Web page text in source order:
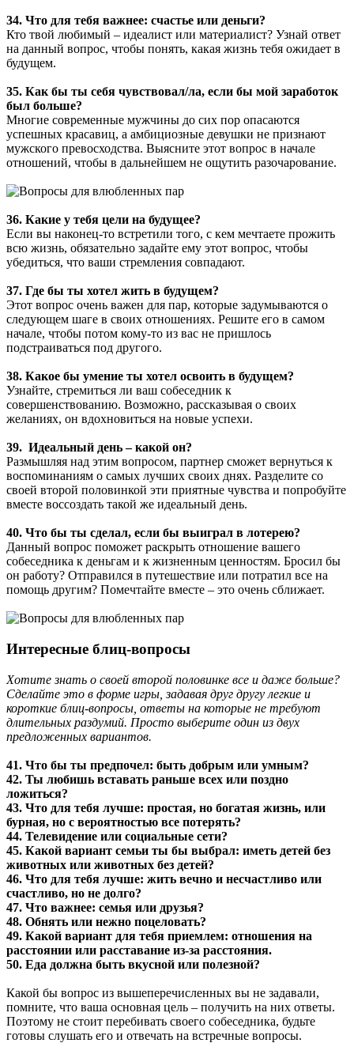
34. Что для тебя важнее: счастье или деньги?
Кто твой любимый – идеалист или материалист? Узнай ответ
на данный вопрос, чтобы понять, какая жизнь тебя ожидает в
будущем.
35. Как бы ты себя чувствовал/ла, если бы мой заработок
был больше?
Многие современные мужчины до сих пор опасаются
успешных красавиц, а амбициозные девушки не признают
мужского превосходства. Выясните этот вопрос в начале
отношений, чтобы в дальнейшем не ощутить разочарование.
36. Какие у тебя цели на будущее?
Если вы наконец-то встретили того, с кем мечтаете прожить
всю жизнь, обязательно задайте ему этот вопрос, чтобы
убедиться, что ваши стремления совпадают.
37. Где бы ты хотел жить в будущем?
Этот вопрос очень важен для пар, которые задумываются о
следующем шаге в своих отношениях. Решите его в самом
начале, чтобы потом кому-то из вас не пришлось
подстраиваться под другого.
38. Какое бы умение ты хотел освоить в будущем?
Узнайте, стремиться ли ваш собеседник к
совершенствованию. Возможно, рассказывая о своих
желаниях, он вдохновиться на новые успехи.
39. Идеальный день – какой он?
Размышляя над этим вопросом, партнер сможет вернуться к
воспоминаниям о самых лучших своих днях. Разделите со
своей второй половинкой эти приятные чувства и попробуйте
вместе воссоздать такой же идеальный день.
40. Что бы ты сделал, если бы выиграл в лотерею?
Данный вопрос поможет раскрыть отношение вашего
собеседника к деньгам и к жизненным ценностям. Бросил бы
он работу? Отправился в путешествие или потратил все на
помощь другим? Помечтайте вместе – это очень сближает.
Интересные блиц-вопросы
Хотите знать о своей второй половинке все и даже больше?
Сделайте это в форме игры, задавая друг другу легкие и
короткие блиц-вопросы, ответы на которые не требуют
длительных раздумий. Просто выберите один из двух
предложенных вариантов.
41. Что бы ты предпочел: быть добрым или умным?
42. Ты любишь вставать раньше всех или поздно
ложиться?
43. Что для тебя лучше: простая, но богатая жизнь, или
бурная, но с вероятностью все потерять?
44. Телевидение или социальные сети?
45. Какой вариант семьи ты бы выбрал: иметь детей без
животных или животных без детей?
46. Что для тебя лучше: жить вечно и несчастливо или
счастливо, но не долго?
47. Что важнее: семья или друзья?
48. Обнять или нежно поцеловать?
49. Какой вариант для тебя приемлем: отношения на
расстоянии или расставание из-за расстояния.
50. Еда должна быть вкусной или полезной?
Какой бы вопрос из вышеперечисленных вы не задавали,
помните, что ваша основная цель – получить на них ответы.
Поэтому не стоит перебивать своего собеседника, будьте
готовы слушать его и отвечать на встречные вопросы.